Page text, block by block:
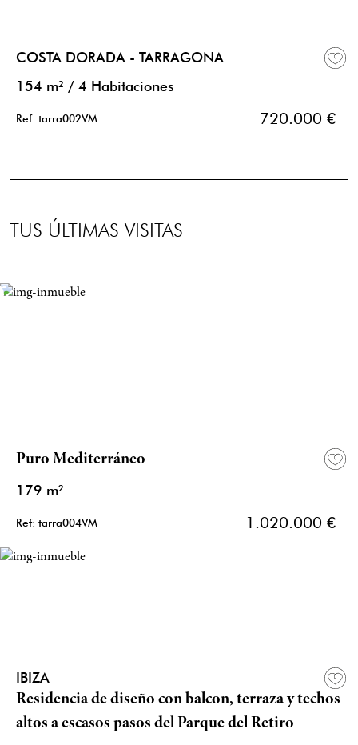
COSTA DORADA - TARRAGONA
154 m² / 4 Habitaciones
Ref: tarra002VM 720.000 €
TUS ÚLTIMAS VISITAS
Puro Mediterráneo
179 m²
Ref: tarra004VM 1.020.000 €
IBIZA
Residencia de diseño con balcon, terraza y techos
altos a escasos pasos del Parque del Retiro